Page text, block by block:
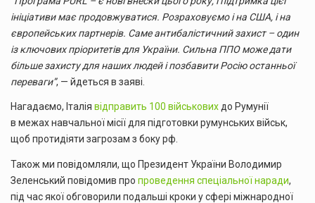
ініціативи має продовжуватися. Розраховуємо і на США, і на
європейських партнерів. Саме антибалістичний захист – один
із ключових пріоритетів для України. Сильна ППО може дати
більше захисту для наших людей і позбавити Росію останньої
переваги”, — йдеться в заяві.
Нагадаємо, Італія відправить 100 військовихдо Румунії
в межах навчальної місії для підготовки румунських військ,
щоб протидіяти загрозам з боку рф.
Також ми повідомляли, що Президент України Володимир
Зеленський повідомив про проведення спеціальної наради,
під час якої обговорили подальші кроки у сфері міжнародної